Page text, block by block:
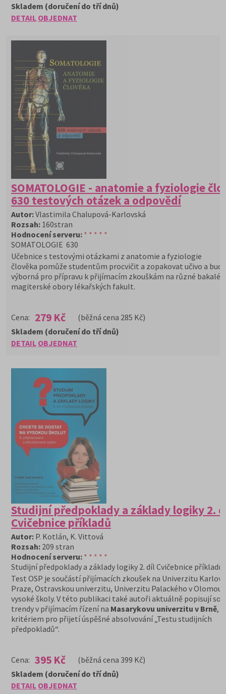
DETAIL OBJEDNAT
Skladem (doručení do tří dnů)
SOMATOLOGIE - anatomie a fyziologie
630 testových otázek a odpovědí
Autor:Vlastimila Chalupová-Karlovská
Rozsah: 160stran
Hodnocení serveru: * * * * *
SOMATOLOGIE 630
Učebnice s testovými otázkami z anatomie a fyziologie
člověka pomůže studentům procvičit a zopakovat učivo a bude
výborná pro přípravu k přijímacím zkouškám na různé
magiterské obory lékařských fakult.
Cena: 279 Kč (běžná cena 285 Kč)
DETAIL OBJEDNAT
Skladem (doručení do tří dnů)
Studijní předpoklady a základy logiky 2.
Cvičebnice příkladů
Autor: P. Kotlán, K. Vittová
Rozsah: 209 stran
Hodnocení serveru: * * * * *
Studijní předpoklady a základy logiky 2. díl Cvičebnice příkladů
Test OSP je součástí přijímacích zkoušek na Univerzitu
Praze, Ostravskou univerzitu, Univerzitu Palackého v
vysoké školy. V této publikaci také autoři aktuálně popisují
trendy v přijímacím řízení na Masarykovu univerzitu v Brně,
kritériem pro přijetí úspěšné absolvování „Testu studijních
předpokladů“.
Cena: 395 Kč (běžná cena 399 Kč)
DETAIL OBJEDNAT
Skladem (doručení do tří dnů)